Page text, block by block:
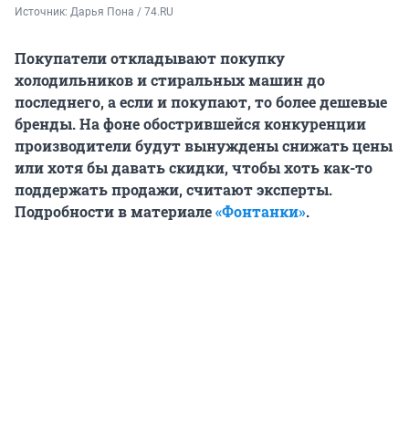
Источник: Дарья Пона / 74.RU
Покупатели откладывают покупку
холодильников и стиральных машин до
последнего, а если и покупают, то более дешевые
бренды. На фоне обострившейся конкуренции
производители будут вынуждены снижать цены
или хотя бы давать скидки, чтобы хоть как-то
поддержать продажи, считают эксперты.
Подробности в материале«Фонтанки».